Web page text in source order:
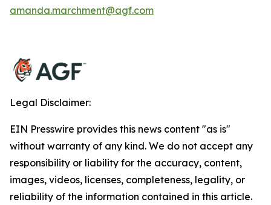
amanda.marchment@agf.com
Legal Disclaimer:
EIN Presswire provides this news content "as is"
without warranty of any kind. We do not accept any
responsibility or liability for the accuracy, content,
images, videos, licenses, completeness, legality, or
reliability of the information contained in this article.